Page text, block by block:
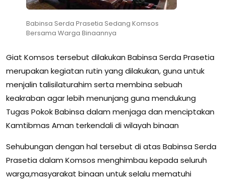
Babinsa Serda Prasetia Sedang Komsos
Bersama Warga Binaannya
Giat Komsos tersebut dilakukan Babinsa Serda Prasetia
merupakan kegiatan rutin yang dilakukan, guna untuk
menjalin talisilaturahim serta membina sebuah
keakraban agar lebih menunjang guna mendukung
Tugas Pokok Babinsa dalam menjaga dan menciptakan
Kamtibmas Aman terkendali di wilayah binaan
Sehubungan dengan hal tersebut di atas Babinsa Serda
Prasetia dalam Komsos menghimbau kepada seluruh
warga,masyarakat binaan untuk selalu mematuhi